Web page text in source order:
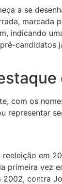
a se
indicando
com os
em
vez
contra